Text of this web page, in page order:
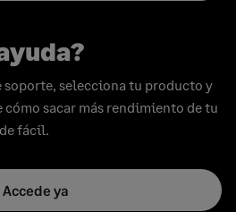
soporte, selecciona tu producto y
cómo sacar más rendimiento de tu
fácil.
Accede ya